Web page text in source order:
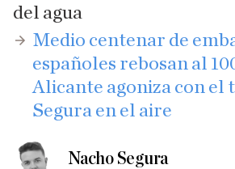
del agua
​Medio centenar de
españoles rebosan al
Alicante agoniza con el
Segura en el aire
Nacho Segura